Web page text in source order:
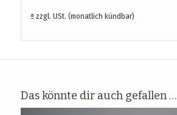
ª zzgl. USt. (monatlich kündbar)
Das könnte dir auch gefallen …